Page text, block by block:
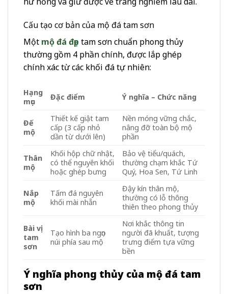
Cấu tạo cơ bản của mộ đá tam sơn
Một mộ đá đẹp tam sơn chuẩn phong thủy
thường gồm 4 phần chính, được lắp ghép
chính xác từ các khối đá tự nhiên:
Hạng
mục
Đặc điểm Ý nghĩa – Chức năng
Đế
mộ
Thiết kế giật tam
cấp (3 cấp nhỏ
dần từ dưới lên)
Nền móng vững chắc,
nâng đỡ toàn bộ mộ
phần
Thân
mộ
Khối hộp chữ nhật,
có thể nguyên khối
hoặc ghép bưng
Bảo vệ tiểu/quách,
thường chạm khắc Tứ
Quý, Hoa Sen, Tứ Linh
Nắp
mộ
Tấm đá nguyên
khối mài nhẵn
Đậy kín thân mộ,
thường có lỗ thông
thiên theo phong thủy
Bài vị
tam
sơn
Tạo hình ba ngọn
núi phía sau mộ
Nơi khắc thông tin
người đã khuất, tượng
trưng điểm tựa vững
bền
Ý nghĩa phong thủy của mộ đá tam
sơn